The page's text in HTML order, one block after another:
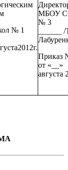
№ 1
МБОУ
№ 3
______
от «__»
августа